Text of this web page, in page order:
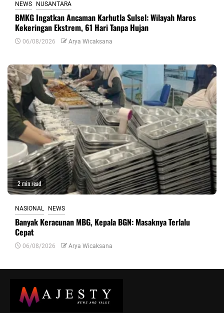
NEWS NUSANTARA
BMKG Ingatkan Ancaman Karhutla Sulsel: Wilayah Maros
Kekeringan Ekstrem, 61 Hari Tanpa Hujan
06/08/2026 Arya Wicaksana
2 min read
NASIONAL NEWS
Banyak Keracunan MBG, Kepala BGN: Masaknya Terlalu
Cepat
06/08/2026 Arya Wicaksana